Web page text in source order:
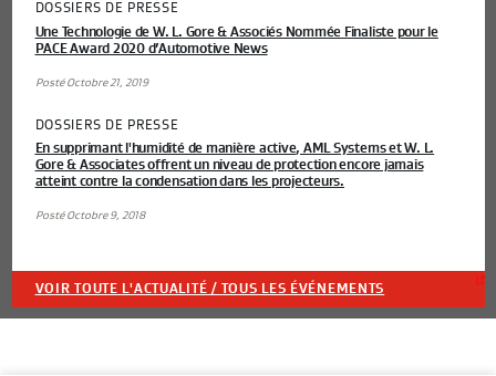
DOSSIERS DE PRESSE
Une Technologie de W. L. Gore & Associés Nommée Finaliste pour le
PACE Award 2020 d’Automotive News
Posté Octobre 21, 2019
DOSSIERS DE PRESSE
En supprimant l'humidité de manière active, AML Systems et W. L.
Gore & Associates offrent un niveau de protection encore jamais
atteint contre la condensation dans les projecteurs.
Posté Octobre 9, 2018
VOIR TOUTE L'ACTUALITÉ / TOUS LES ÉVÉNEMENTS